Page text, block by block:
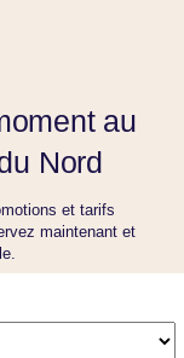
au
Nord
et tarifs
maintenant et